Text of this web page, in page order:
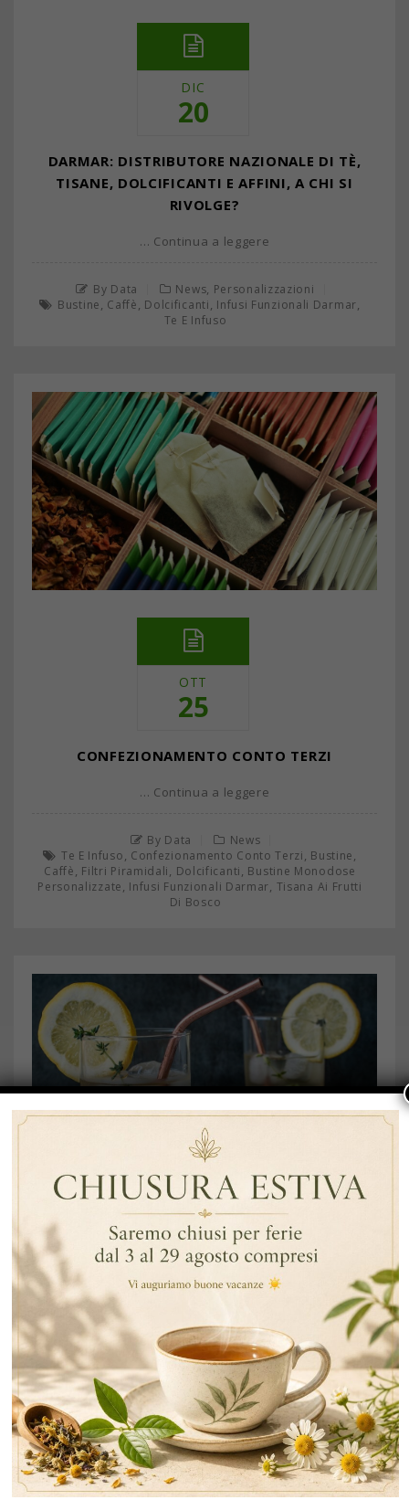
DIC
20
DARMAR: DISTRIBUTORE NAZIONALE DI TÈ,
TISANE, DOLCIFICANTI E AFFINI, A CHI SI
RIVOLGE?
… Continua a leggere
By Data News, Personalizzazioni
Bustine, Caffè, Dolcificanti, Infusi Funzionali Darmar,
Te E Infuso
OTT
25
CONFEZIONAMENTO CONTO TERZI
… Continua a leggere
By Data
News
Te E Infuso, Confezionamento Conto Terzi, Bustine,
Caffè, Filtri Piramidali, Dolcificanti, Bustine Monodose
Personalizzate, Infusi Funzionali Darmar, Tisana Ai Frutti
Di Bosco
AGO
29
TÈ FREDDO: COME PREPARARLO ALLA
PERFEZIONE E COME SERVIRLO
… Continua a leggere
By Data Tè E Infusi Te E Infuso,Tè Freddo